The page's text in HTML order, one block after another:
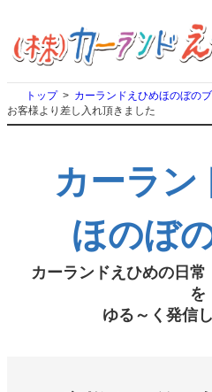
を
ス
キ
プ
トップ カーランドえひめほのぼの
お客様より差し入れ頂きました
カーラン
ほのぼ
カーランドえひめの日常
を
ゆる～く発信